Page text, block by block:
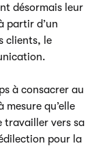
désormais leur
partir d’un
clients, le
à consacrer au
qu’elle
travailler vers sa
pour la